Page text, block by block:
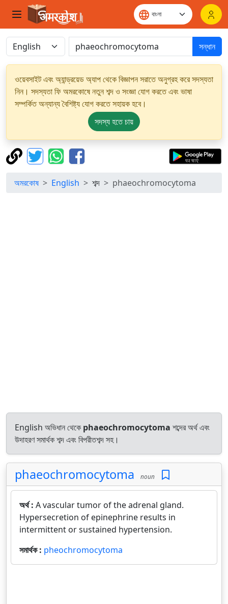
সন্ধান
ওয়েবসাইট এবং অ্যান্ড্রয়েড অ্যাপ থেকে বিজ্ঞাপন সরাতে অনুগ্রহ করে সদস্যতা
নিন। সদস্যতা ফি অমরকোষে নতুন শব্দ ও সংজ্ঞা যোগ করতে এবং ভাষা
সম্পর্কিত অন্যান্য বৈশিষ্ট্য যোগ করতে সহায়ক হবে।
সদস্য হতে চায়
অমরকোষ English শব্দ phaeochromocytoma
English অভিধান থেকে phaeochromocytoma শব্দের অর্থ এবং
উদাহরণ সমার্থক শব্দ এবং বিপরীতশব্দ সহ।
phaeochromocytoma noun
অর্থ : A vascular tumor of the adrenal gland.
Hypersecretion of epinephrine results in
intermittent or sustained hypertension.
সমার্থক : pheochromocytoma